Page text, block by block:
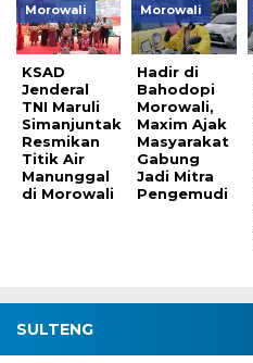
Morowali
KSAD
Jenderal
TNI Maruli
Simanjuntak
Resmikan
Titik Air
Manunggal
di Morowali
Morowali
Hadir di
Bahodopi
Morowali,
Maxim Ajak
Masyarakat
Gabung
Jadi Mitra
Pengemudi
SULTENG